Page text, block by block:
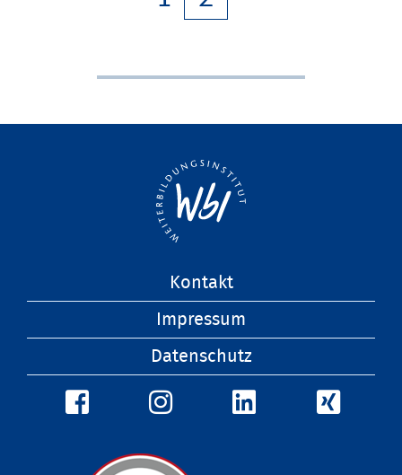
Kontakt
Impressum
Datenschutz